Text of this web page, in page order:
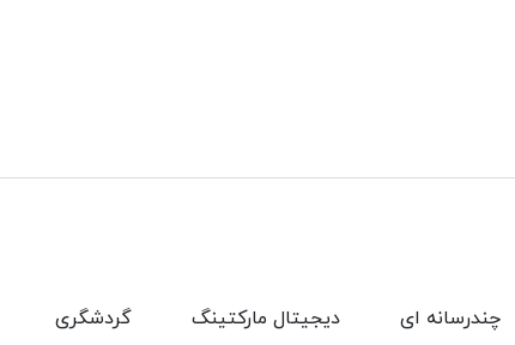
گردشگری دیجیتال مارکتینگ چندرسانه ای